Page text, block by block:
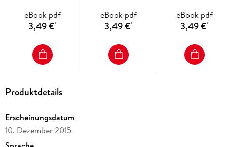
#1
eBook pdf
3,49 €*
#5
eBook pdf
3,49 €*
#4
eBook pdf
3,49 €*
Produktdetails
Erscheinungsdatum
10. Dezember 2015